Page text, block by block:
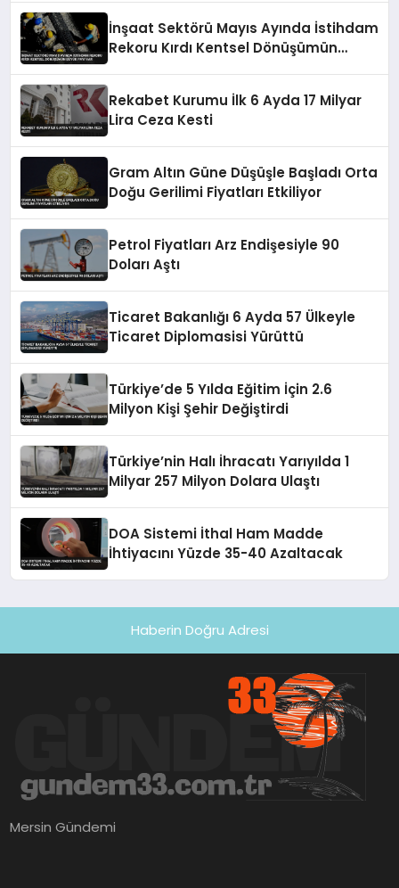
İnşaat Sektörü Mayıs Ayında İstihdam
Rekoru Kırdı Kentsel Dönüşümün
Rekabet Kurumu İlk 6 Ayda 17 Milyar
Lira Ceza Kesti
Gram Altın Güne Düşüşle Başladı Orta
Doğu Gerilimi Fiyatları Etkiliyor
Petrol Fiyatları Arz Endişesiyle 90
Doları Aştı
Ticaret Bakanlığı 6 Ayda 57 Ülkeyle
Ticaret Diplomasisi Yürüttü
Türkiye’de 5 Yılda Eğitim İçin 2.6
Milyon Kişi Şehir Değiştirdi
Türkiye’nin Halı İhracatı Yarıyılda 1
Milyar 257 Milyon Dolara Ulaştı
DOA Sistemi İthal Ham Madde
İhtiyacını Yüzde 35-40 Azaltacak
Haberin Doğru Adresi
Mersin Gündemi